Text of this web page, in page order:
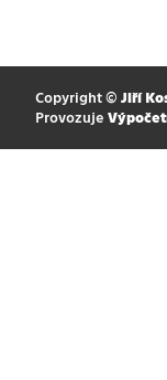
Copyright © Jiří
Provozuje